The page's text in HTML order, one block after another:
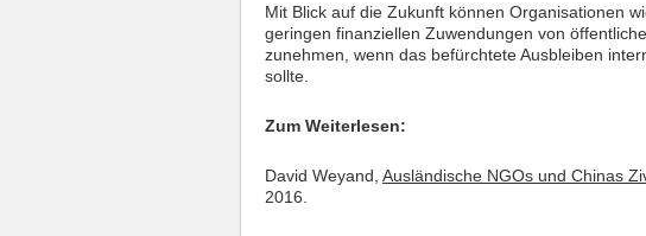
Mit Blick auf die Zukunft können Organisationen
geringen finanziellen Zuwendungen von
zunehmen, wenn das befürchtete Ausbleiben
sollte.
Zum Weiterlesen:
David Weyand, Ausländische NGOs und Chinas
2016.